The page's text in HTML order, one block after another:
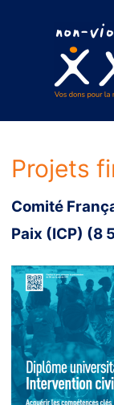
Projets
Comité
Paix (ICP) (8